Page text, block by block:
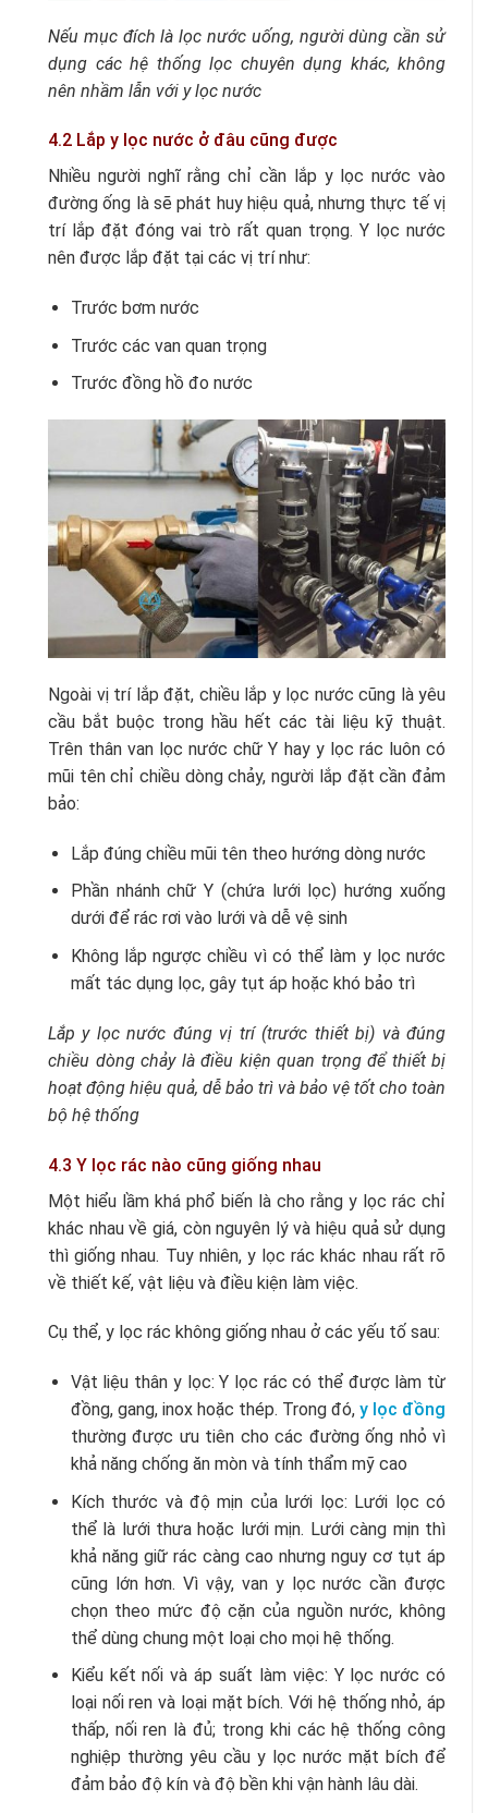
Nếu mục đích là lọc nước uống, người dùng cần sử
dụng các hệ thống lọc chuyên dụng khác, không
nên nhầm lẫn với y lọc nước
4.2 Lắp y lọc nước ở đâu cũng được
Nhiều người nghĩ rằng chỉ cần lắp y lọc nước vào
đường ống là sẽ phát huy hiệu quả, nhưng thực tế vị
trí lắp đặt đóng vai trò rất quan trọng. Y lọc nước
nên được lắp đặt tại các vị trí như:
Trước bơm nước
Trước các van quan trọng
Trước đồng hồ đo nước
Ngoài vị trí lắp đặt, chiều lắp y lọc nước cũng là yêu
cầu bắt buộc trong hầu hết các tài liệu kỹ thuật.
Trên thân van lọc nước chữ Y hay y lọc rác luôn có
mũi tên chỉ chiều dòng chảy, người lắp đặt cần đảm
bảo:
Lắp đúng chiều mũi tên theo hướng dòng nước
Phần nhánh chữ Y (chứa lưới lọc) hướng xuống
dưới để rác rơi vào lưới và dễ vệ sinh
Không lắp ngược chiều vì có thể làm y lọc nước
mất tác dụng lọc, gây tụt áp hoặc khó bảo trì
Lắp y lọc nước đúng vị trí (trước thiết bị) và đúng
chiều dòng chảy là điều kiện quan trọng để thiết bị
hoạt động hiệu quả, dễ bảo trì và bảo vệ tốt cho toàn
bộ hệ thống
4.3 Y lọc rác nào cũng giống nhau
Một hiểu lầm khá phổ biến là cho rằng y lọc rác chỉ
khác nhau về giá, còn nguyên lý và hiệu quả sử dụng
thì giống nhau. Tuy nhiên, y lọc rác khác nhau rất rõ
về thiết kế, vật liệu và điều kiện làm việc.
Cụ thể, y lọc rác không giống nhau ở các yếu tố sau:
Vật liệu thân y lọc: Y lọc rác có thể được làm từ
đồng, gang, inox hoặc thép. Trong đó, y lọc đồng
thường được ưu tiên cho các đường ống nhỏ vì
khả năng chống ăn mòn và tính thẩm mỹ cao
Kích thước và độ mịn của lưới lọc: Lưới lọc có
thể là lưới thưa hoặc lưới mịn. Lưới càng mịn thì
khả năng giữ rác càng cao nhưng nguy cơ tụt áp
cũng lớn hơn. Vì vậy, van y lọc nước cần được
chọn theo mức độ cặn của nguồn nước, không
thể dùng chung một loại cho mọi hệ thống.
Kiểu kết nối và áp suất làm việc: Y lọc nước có
loại nối ren và loại mặt bích. Với hệ thống nhỏ, áp
thấp, nối ren là đủ; trong khi các hệ thống công
nghiệp thường yêu cầu y lọc nước mặt bíchđể
đảm bảo độ kín và độ bền khi vận hành lâu dài.